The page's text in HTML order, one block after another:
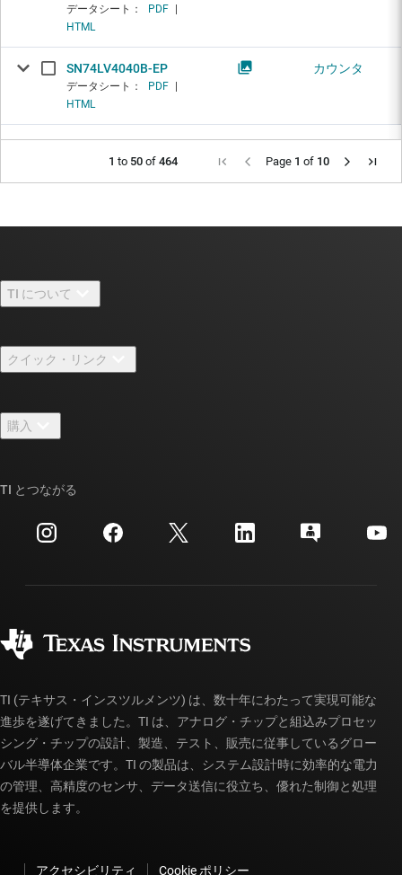
データシート： PDF
HTML
SN74LV4040B-EP
データシート： PDF
HTML
カウンタ
1 to 50 of 464 Page 1 of 10
TI について
採用情報
ニュース
イベント
投資家向け情報
クイック・リンク
TI E2E™ 設計サポート・フォーラム
クロスリファレンス検索
カスタマー・サポート・センター
myTI アカウントの FAQ
購入
ご注文に関する FAQ
TI とつながる
TI (テキサス・インスツルメンツ) は、数十年にわたって実現可能な
進歩を遂げてきました。TI は、アナログ・チップと組込みプロセッ
シング・チップの設計、製造、テスト、販売に従事しているグロー
バル半導体企業です。TI の製品は、システム設計時に効率的な電力
の管理、高精度のセンサ、データ送信に役立ち、優れた制御と処理
を提供します。
アクセシビリティ Cookie ポリシー